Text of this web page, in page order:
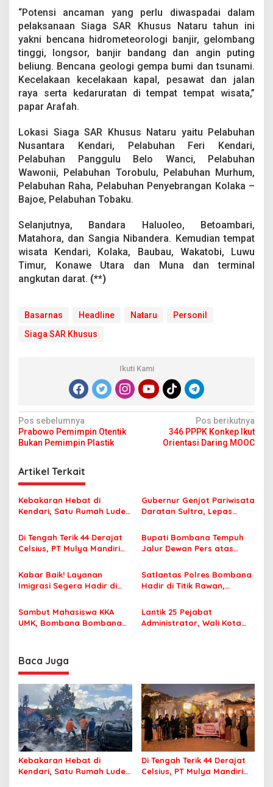
“Potensi ancaman yang perlu diwaspadai dalam
pelaksanaan Siaga SAR Khusus Nataru tahun ini
yakni bencana hidrometeorologi banjir, gelombang
tinggi, longsor, banjir bandang dan angin puting
beliung. Bencana geologi gempa bumi dan tsunami.
Kecelakaan kecelakaan kapal, pesawat dan jalan
raya serta kedaruratan di tempat tempat wisata,”
papar Arafah.
Lokasi Siaga SAR Khusus Nataru yaitu Pelabuhan
Nusantara Kendari, Pelabuhan Feri Kendari,
Pelabuhan Panggulu Belo Wanci, Pelabuhan
Wawonii, Pelabuhan Torobulu, Pelabuhan Murhum,
Pelabuhan Raha, Pelabuhan Penyebrangan Kolaka –
Bajoe, Pelabuhan Tobaku.
Selanjutnya, Bandara Haluoleo, Betoambari,
Matahora, dan Sangia Nibandera. Kemudian tempat
wisata Kendari, Kolaka, Baubau, Wakatobi, Luwu
Timur, Konawe Utara dan Muna dan terminal
angkutan darat. (**)
Basarnas Headline Nataru
Personil
Siaga SAR Khusus
Ikuti Kami
N
a
i
g
a
i
o
s
Pos sebelumnya
Prabowo Pemimpin Otentik
Bukan Pemimpin Plastik
Pos berikutnya
346 PPPK Konkep Ikut
Orientasi Daring MOOC
Artikel Terkait
Kebakaran Hebat di
Kendari, Satu Rumah Ludes
Gubernur Genjot Pariwisata
Daratan Sultra, Lepas
Tiga Kabupaten Unggulan
Di Tengah Terik 44 Derajat
Celsius, PT Mulya Mandiri
Jamaah Tetap Sehat dan
Nyaman Beribadah
Bupati Bombana Tempuh
Jalur Dewan Pers atas
Korupsi Jembatan Cirauci II
Kabar Baik! Layanan
Imigrasi Segera Hadir di
Perlu Lagi ke Kendari
Satlantas Polres Bombana
Hadir di Titik Rawan,
Sekolah dengan Aman
Sambut Mahasiswa KKA
UMK, Bombana Bombana
Lantik 25 Pejabat
Administrator, Wali Kota
Baca Juga
Kebakaran Hebat di
Kendari, Satu Rumah Ludes
Di Tengah Terik 44 Derajat
Celsius, PT Mulya Mandiri